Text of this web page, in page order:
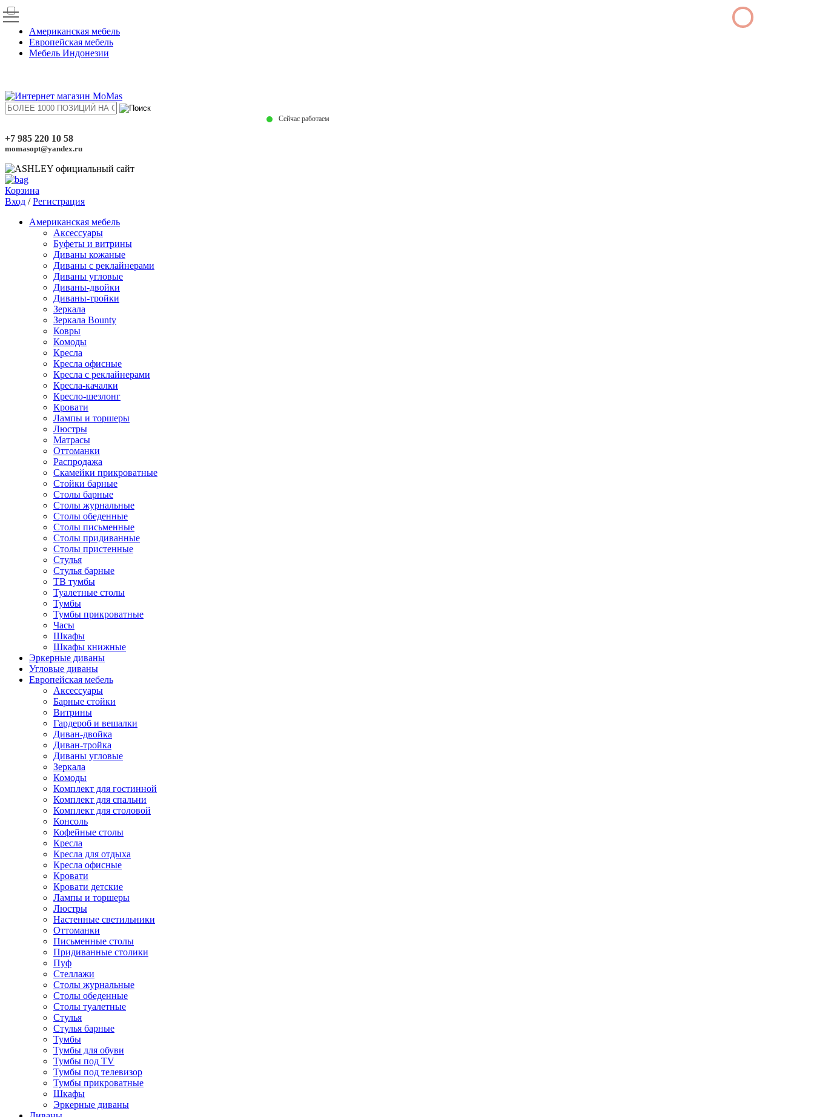
Американская мебель
Европейская мебель
Мебель Индонезии
Сейчас работаем
+7 985 220 10 58
momasopt@yandex.ru
Корзина
Вход /Регистрация
Американская мебель
Аксессуары
Буфеты и витрины
Диваны кожаные
Диваны с реклайнерами
Диваны угловые
Диваны-двойки
Диваны-тройки
Зеркала
Зеркала Bounty
Ковры
Комоды
Кресла
Кресла офисные
Кресла с реклайнерами
Кресла-качалки
Кресло-шезлонг
Кровати
Лампы и торшеры
Люстры
Матрасы
Оттоманки
Распродажа
Скамейки прикроватные
Стойки барные
Столы барные
Столы журнальные
Столы обеденные
Столы письменные
Столы придиванные
Столы пристенные
Стулья
Стулья барные
ТВ тумбы
Туалетные столы
Тумбы
Тумбы прикроватные
Часы
Шкафы
Шкафы книжные
Эркерные диваны
Угловые диваны
Европейская мебель
Аксессуары
Барные стойки
Витрины
Гардероб и вешалки
Диван-двойка
Диван-тройка
Диваны угловые
Зеркала
Комоды
Комплект для гостинной
Комплект для спальни
Комплект для столовой
Консоль
Кофейные столы
Кресла
Кресла для отдыха
Кресла офисные
Кровати
Кровати детские
Лампы и торшеры
Люстры
Настенные светильники
Оттоманки
Письменные столы
Придиванные столики
Пуф
Стеллажи
Столы журнальные
Столы обеденные
Столы туалетные
Стулья
Стулья барные
Тумбы
Тумбы для обуви
Тумбы под TV
Тумбы под телевизор
Тумбы прикроватные
Шкафы
Эркерные диваны